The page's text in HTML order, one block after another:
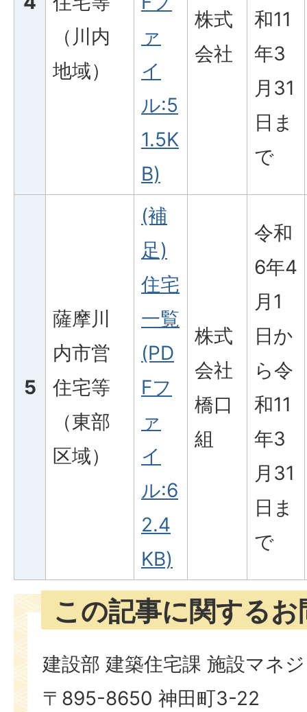
（川内
地域）
ァ
イ
ル:5
1.5K
B)
株式
会社
和11
年3
月31
日ま
で
5
薩摩川
内市営
住宅等
（東部
区域）
(補
足)
住宅
一覧
(PD
Fフ
ァ
イ
ル:6
2.4
KB)
株式
会社
橋口
組
令和
6年4
月1
日か
ら令
和11
年3
月31
日ま
で
この記事に関する
建設部 建築住宅課 施設マネ
〒895-8650 神田町3-22